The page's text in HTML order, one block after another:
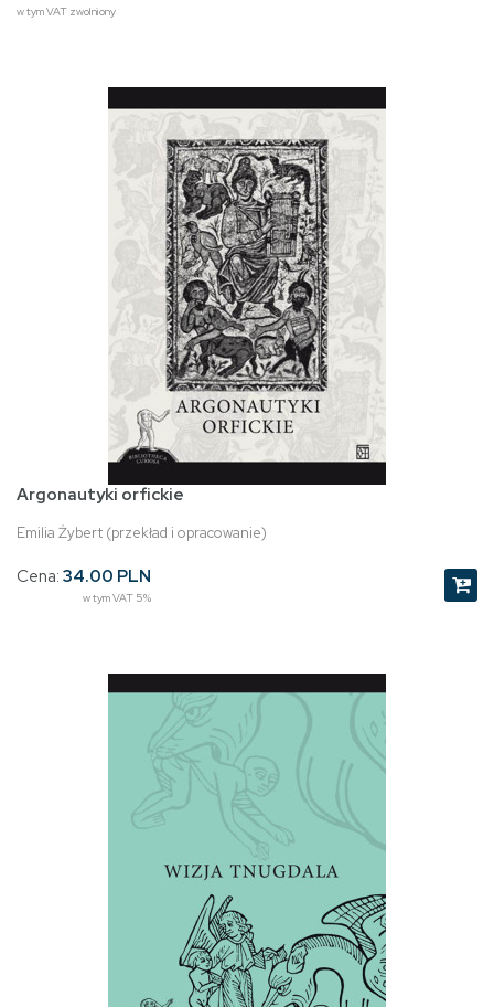
w tym VAT zwolniony
Argonautyki orfickie
Emilia Żybert (przekład i opracowanie)
Cena: 34.00 PLN
w tym VAT 5%